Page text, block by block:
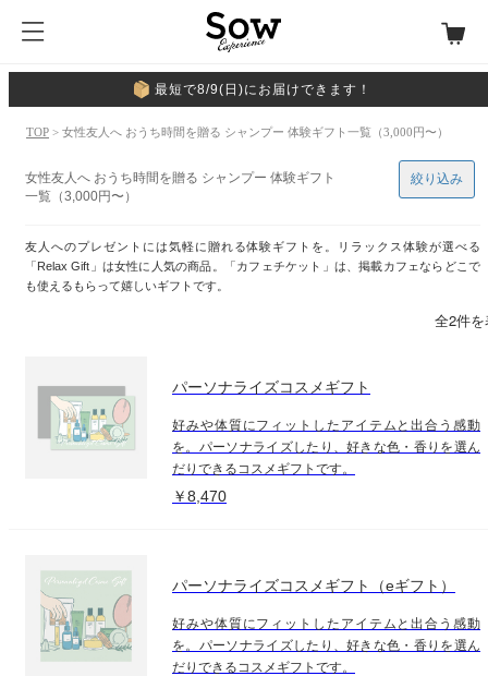
最短で8/9(日)にお届けできます！
TOP > 女性友人へ おうち時間を贈る シャンプー 体験ギフト一覧（3,000円〜）
女性友人へ おうち時間を贈る シャンプー 体験ギフト
一覧（3,000円〜）
友人へのプレゼントには気軽に贈れる体験ギフトを。リラックス体験が選べる
「Relax Gift」は女性に人気の商品。「カフェチケット」は、掲載カフェならどこで
も使えるもらって嬉しいギフトです。
絞り込み
全2件
パーソナライズコスメギフト
好みや体質にフィットしたアイテムと出合う感動
を。パーソナライズしたり、好きな色・香りを選ん
だりできるコスメギフトです。
￥8,470
パーソナライズコスメギフト（eギフト）
好みや体質にフィットしたアイテムと出合う感動
を。パーソナライズしたり、好きな色・香りを選ん
だりできるコスメギフトです。